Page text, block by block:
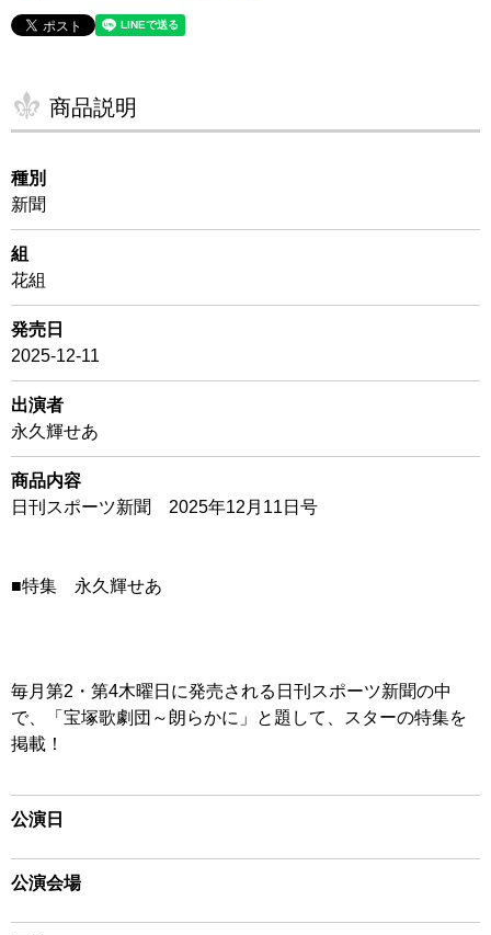
商品説明
種別
新聞
組
花組
発売日
2025-12-11
出演者
永久輝せあ
商品内容
日刊スポーツ新聞 2025年12月11日号
■特集 永久輝せあ
毎月第2・第4木曜日に発売される日刊スポーツ新聞の中
で、「宝塚歌劇団～朗らかに」と題して、スターの特集を
掲載！
公演日
公演会場